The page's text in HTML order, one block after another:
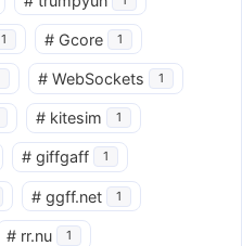
1 # Gcore 1
# WebSockets 1
# kitesim 1
# giffgaff 1
# ggff.net 1
# rr.nu 1